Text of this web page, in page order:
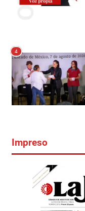
4
Impreso